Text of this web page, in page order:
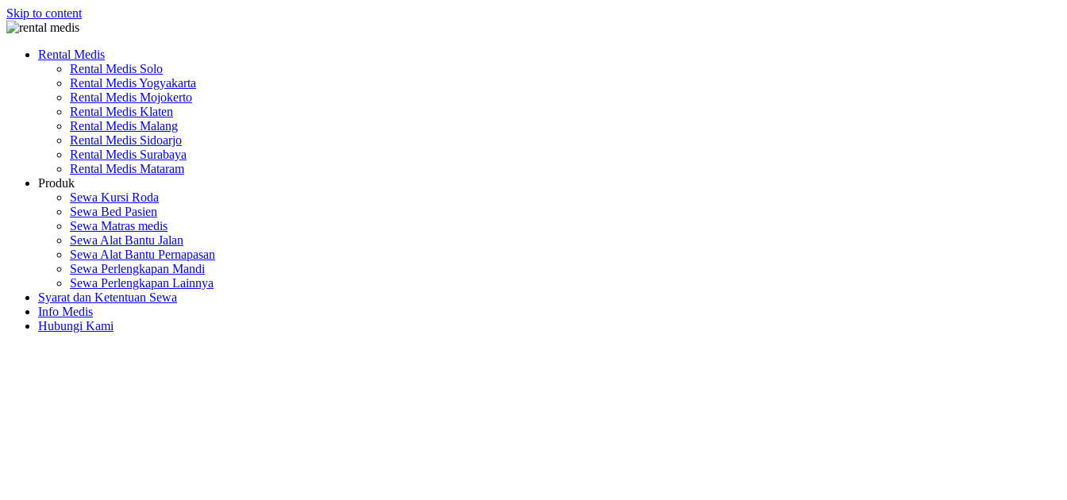
Skip to content
Rental Medis
Rental Medis Solo
Rental Medis Yogyakarta
Rental Medis Mojokerto
Rental Medis Klaten
Rental Medis Malang
Rental Medis Sidoarjo
Rental Medis Surabaya
Rental Medis Mataram
Produk
Sewa Kursi Roda
Sewa Bed Pasien
Sewa Matras medis
Sewa Alat Bantu Jalan
Sewa Alat Bantu Pernapasan
Sewa Perlengkapan Mandi
Sewa Perlengkapan Lainnya
Syarat dan Ketentuan Sewa
Info Medis
Hubungi Kami